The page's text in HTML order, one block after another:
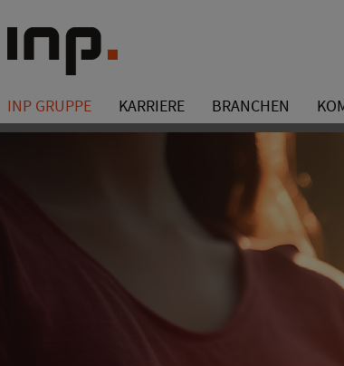
INP GRUPPE KARRIERE BRANCHEN